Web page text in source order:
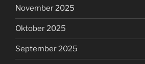
November 2025
Oktober 2025
September 2025